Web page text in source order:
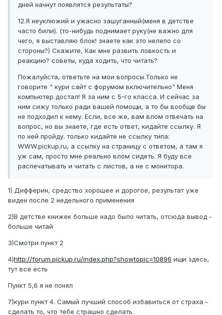
дней начнут появлятся результаты?
12.Я неуклюжий и ужасно зашуганный(меня в детстве
часто били). (то-нибудь поднимает руку(не важно для
чего, я выставляю блок! знаете как это нелепо со
стороны?) Скажите, Как мне развить ловкость и
реакцию? советы, куда ходить, что читать?
Пожалуйста, ответьте на мои вопросы.Только не
говорите " кури сайт с форумом включительно" Меня
компьютер достал! Я за ним с 5-го класса. И сейчас за
ним сижу только ради вашей помощи, а то бы вообще бы
не подходил к нему. Если, все же, вам влом отвечать на
вопрос, но вы знаете, где есть ответ, кидайте ссылку. Я
по ней пройду. только кидайте не ссылку типа:
WWW.pickup.ru, а ссылку на страницу с ответом, а там я
уж сам, просто мне реально влом сидеть. Я буду все
распечатывать и читать с листов, а не с монитора.
1) Дифферин, средство хорошее и дорогое, результат уже
виден после 2 недельного применения
2)В детстве книжек больше надо было читать, отсюда вывод -
больше читай
3)Смотри пункт 2
4)http://forum.pickup.ru/index.php?showtopic=10896 ищи здесь,
тут все есть
Пункт 5,6 я не понял
7)кури пункт 4. Самый лучший способ избавиться от страха -
сделать то, что тебе страшно сделать.